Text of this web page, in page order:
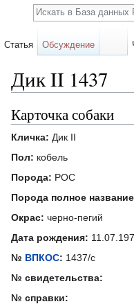
Дик II 1437
Карточка собаки
Кличка: Дик II
Пол: кобель
Порода: РОС
Порода полное
Окрас: черно-пегий
Дата рождения:
№ ВПКОС: 1437/с
№ свидетельства:
№ справки:
Статья Обсуждение
Поиск